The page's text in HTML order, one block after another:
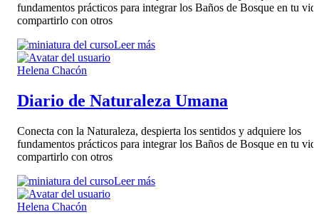
fundamentos prácticos para integrar los Baños de Bosque en tu
compartirlo con otros
Leer más
Helena Chacón
Diario de Naturaleza Umana
Conecta con la Naturaleza, despierta los sentidos y adquiere los
fundamentos prácticos para integrar los Baños de Bosque en tu
compartirlo con otros
Leer más
Helena Chacón